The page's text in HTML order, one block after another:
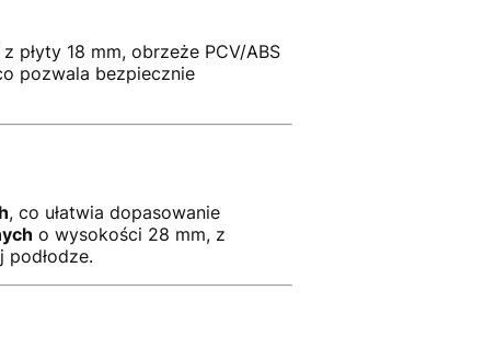
płyty 18 mm, obrzeże PCV/ABS
pozwala bezpiecznie
, co ułatwia dopasowanie
o wysokości 28 mm, z